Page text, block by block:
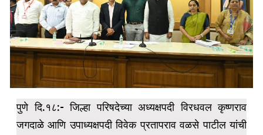
पुणे दि.१८:- जिल्हा परिषदेच्या अध्यक्षपदी विरधवल कृष्णराव
जगदाळे आणि उपाध्यक्षपदी विवेक प्रतापराव वळसे पाटील यांची